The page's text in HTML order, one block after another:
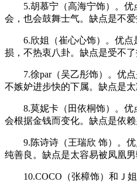
5.胡慕宁（高海宁饰）。优
会，也会鼓舞士气。缺点是不爱
6.欣姐（崔心心饰）。优点
损，不热衷八卦。缺点是受不了
7.徐par（吴乙彤饰）。优点
不嫉妒进步快的下属。缺点是太
8.莫妮卡（田依桐饰）。优
会根据金钱而变化。缺点是依赖
9.陈诗诗（王瑞欣 饰）。优
纯善良。缺点是太容易被凤凰男
10.COCO（张樟饰）和Ｊ姐